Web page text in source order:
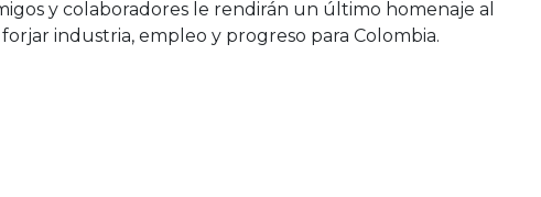
y colaboradores le rendirán un último homenaje al
industria, empleo y progreso para Colombia.